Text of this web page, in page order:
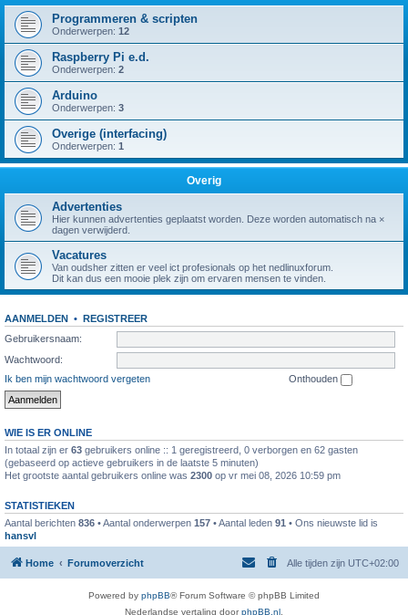
Programmeren & scripten
Onderwerpen: 12
Raspberry Pi e.d.
Onderwerpen: 2
Arduino
Onderwerpen: 3
Overige (interfacing)
Onderwerpen: 1
Overig
Advertenties
Hier kunnen advertenties geplaatst worden. Deze worden automatisch na ×
dagen verwijderd.
Vacatures
Van oudsher zitten er veel ict profesionals op het nedlinuxforum.
Dit kan dus een mooie plek zijn om ervaren mensen te vinden.
AANMELDEN • REGISTREER
Gebruikersnaam:
Wachtwoord:
Ik ben mijn wachtwoord vergeten
Onthouden
WIE IS ER ONLINE
In totaal zijn er 63 gebruikers online :: 1 geregistreerd, 0 verborgen en 62 gasten
(gebaseerd op actieve gebruikers in de laatste 5 minuten)
Het grootste aantal gebruikers online was 2300 op vr mei 08, 2026 10:59 pm
STATISTIEKEN
Aantal berichten 836 • Aantal onderwerpen 157 • Aantal leden 91 • Ons nieuwste lid is
hansvl
Home Forumoverzicht Alle tijden zijn UTC+02:00
Powered by phpBB® Forum Software © phpBB Limited
Nederlandse vertaling doorphpBB.nl